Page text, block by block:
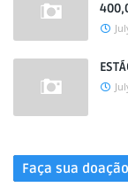
Faça sua doação